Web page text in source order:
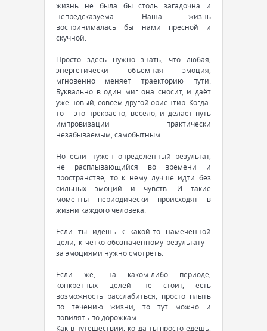
жизнь не была бы столь загадочна и
непредсказуема. Наша жизнь
воспринималась бы нами пресной и
скучной.
Просто здесь нужно знать, что любая,
энергетически объёмная эмоция,
мгновенно меняет траекторию пути.
Буквально в один миг она сносит, и даёт
уже новый, совсем другой ориентир. Когда-
то – это прекрасно, весело, и делает путь
импровизации практически
незабываемым, самобытным.
Но если нужен определённый результат,
не расплывающийся во времени и
пространстве, то к нему лучше идти без
сильных эмоций и чувств. И такие
моменты периодически происходят в
жизни каждого человека.
Если ты идёшь к какой-то намеченной
цели, к четко обозначенному результату –
за эмоциями нужно смотреть.
Если же, на каком-либо периоде,
конкретных целей не стоит, есть
возможность расслабиться, просто плыть
по течению жизни, то тут можно и
повилять по дорожкам.
Как в путешествии, когда ты просто едешь,